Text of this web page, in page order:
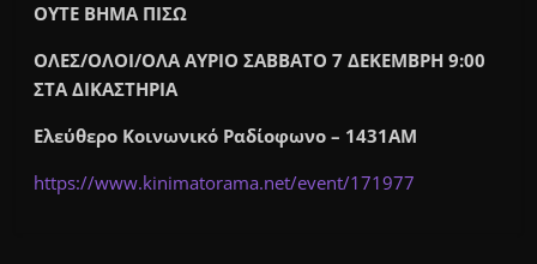
ΟΥΤΕ ΒΗΜΑ ΠΙΣΩ
ΟΛΕΣ/ΟΛΟΙ/ΟΛΑ ΑΥΡΙΟ ΣΑΒΒΑΤΟ 7 ΔΕΚΕΜΒΡΗ 9:00
ΣΤΑ ΔΙΚΑΣΤΗΡΙΑ
Ελεύθερο Κοινωνικό Ραδίοφωνο – 1431ΑΜ
https://www.kinimatorama.net/event/171977